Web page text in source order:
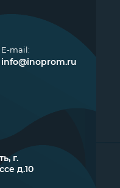
E-mail:
info@inoprom.ru
г.
д.10